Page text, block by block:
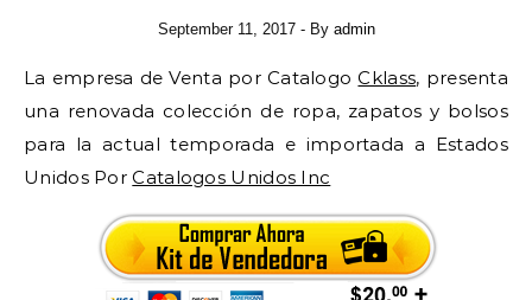
September 11, 2017 - By admin
La empresa de Venta por CatalogoCklass, presenta
una renovada colección de ropa, zapatos y bolsos
para la actual temporada e importada a Estados
Unidos PorCatalogos Unidos Inc